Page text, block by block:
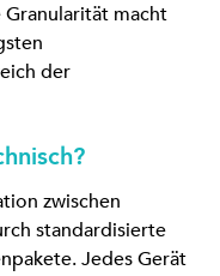
Granularität macht
der
zwischen
standardisierte
Jedes Gerät